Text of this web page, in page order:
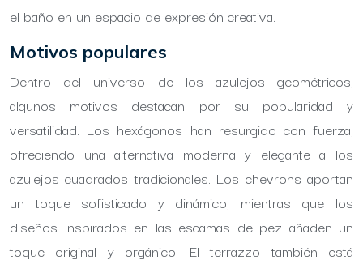
el baño en un espacio de expresión creativa.
Motivos populares
Dentro del universo de los azulejos geométricos,
algunos motivos destacan por su popularidad y
versatilidad. Los hexágonos han resurgido con fuerza,
ofreciendo una alternativa moderna y elegante a los
azulejos cuadrados tradicionales. Los chevrons aportan
un toque sofisticado y dinámico, mientras que los
diseños inspirados en las escamas de pez añaden un
toque original y orgánico. El terrazzo también está